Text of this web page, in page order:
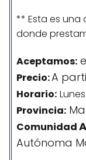
** Esta es una
donde
Aceptamos:
Precio:A
Horario:
Provincia:
Comunidad
Autónoma